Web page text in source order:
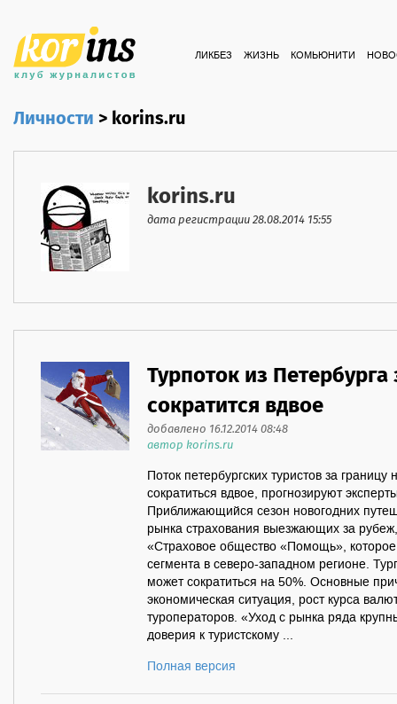
ЛИКБЕЗ ЖИЗНЬ КОМЬЮНИТИ
Личности>korins.ru
korins.ru
дата регистрации 28.08.2014 15:55
Турпоток из
сократится вдвое
добавлено 16.12.2014 08:48
автор korins.ru
Поток петербургских туристов за
сократиться вдвое, прогнозируют
Приближающийся сезон новогодних
рынка страхования выезжающих за
«Страховое общество «Помощь», которое
сегмента в северо-западном регионе.
может сократиться на 50%. Основные
экономическая ситуация, рост курса
туроператоров. «Уход с рынка ряда
доверия к туристскому ...
Полная версия